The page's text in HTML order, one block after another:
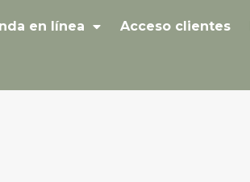
en línea Acceso clientes